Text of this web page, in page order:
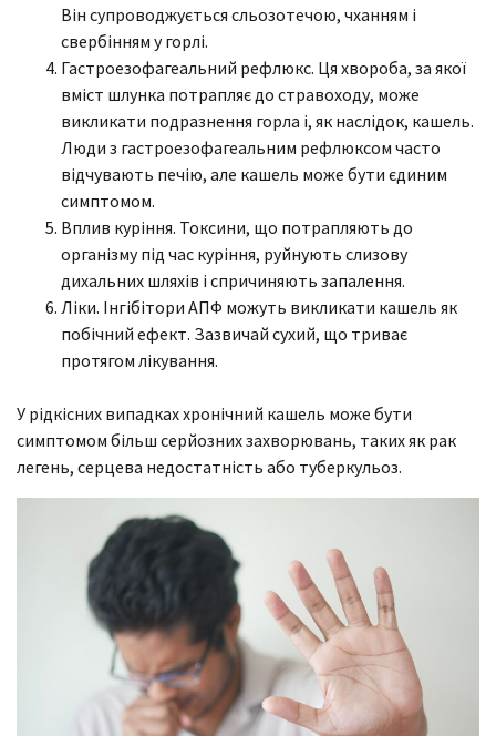
Він супроводжується сльозотечою, чханням і
свербінням у горлі.
Гастроезофагеальний рефлюкс. Ця хвороба, за якої
вміст шлунка потрапляє до стравоходу, може
викликати подразнення горла і, як наслідок, кашель.
Люди з гастроезофагеальним рефлюксом часто
відчувають печію, але кашель може бути єдиним
симптомом.
Вплив куріння. Токсини, що потрапляють до
організму під час куріння, руйнують слизову
дихальних шляхів і спричиняють запалення.
Ліки. Інгібітори АПФ можуть викликати кашель як
побічний ефект. Зазвичай сухий, що триває
протягом лікування.
У рідкісних випадках хронічний кашель може бути
симптомом більш серйозних захворювань, таких як рак
легень, серцева недостатність або туберкульоз.